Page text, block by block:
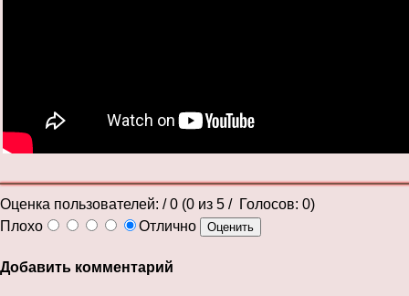
Оценка пользователей: / 0 (0 из 5 / Голосов: 0)
Плохо
Отлично
Добавить комментарий